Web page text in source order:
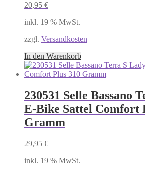
20,95 €
inkl. 19 % MwSt.
zzgl. Versandkosten
In den Warenkorb
230531 Selle Bassano
E-Bike Sattel Comfort
Gramm
29,95 €
inkl. 19 % MwSt.